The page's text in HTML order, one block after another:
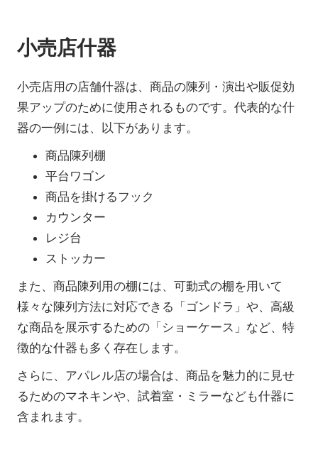
小売店什器
小売店用の店舗什器は、商品の陳列・演出や販促効
果アップのために使用されるものです。代表的な什
器の一例には、以下があります。
商品陳列棚
平台ワゴン
商品を掛けるフック
カウンター
レジ台
ストッカー
また、商品陳列用の棚には、可動式の棚を用いて
様々な陳列方法に対応できる「ゴンドラ」や、高級
な商品を展示するための「ショーケース」など、特
徴的な什器も多く存在します。
さらに、アパレル店の場合は、商品を魅力的に見せ
るためのマネキンや、試着室・ミラーなども什器に
含まれます。